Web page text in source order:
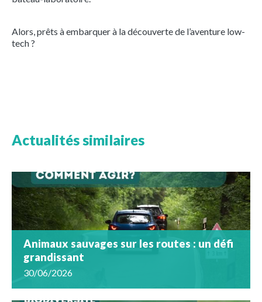
Alors, prêts à embarquer à la découverte de l’aventure low-
tech ?
Actualités similaires
Animaux sauvages sur les routes : un défi
grandissant
30/06/2026